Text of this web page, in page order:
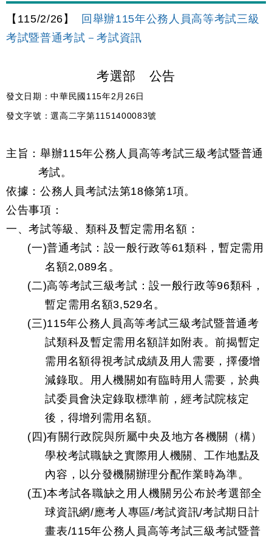
【115/2/26】
回舉辦115年公務人員高等考試三級
考試暨普通考試－考試資訊
考選部 公告
發文日期：中華民國115年2月26日
發文字號：選高二字第1151400083號
主旨：舉辦115年公務人員高等考試三級考試暨普通
考試。
依據：公務人員考試法第18條第1項。
公告事項：
一、考試等級、類科及暫定需用名額：
(一)普通考試：設一般行政等61類科，暫定需用
名額2,089名。
(二)高等考試三級考試：設一般行政等96類科，
暫定需用名額3,529名。
(三)115年公務人員高等考試三級考試暨普通考
試類科及暫定需用名額詳如附表。前揭暫定
需用名額得視考試成績及用人需要，擇優增
減錄取。用人機關如有臨時用人需要，於典
試委員會決定錄取標準前，經考試院核定
後，得增列需用名額。
(四)有關行政院與所屬中央及地方各機關（構）
學校考試職缺之實際用人機關、工作地點及
內容，以分發機關辦理分配作業時為準。
(五)本考試各職缺之用人機關另公布於考選部全
球資訊網/應考人專區/考試資訊/考試期日計
畫表/115年公務人員高等考試三級考試暨普